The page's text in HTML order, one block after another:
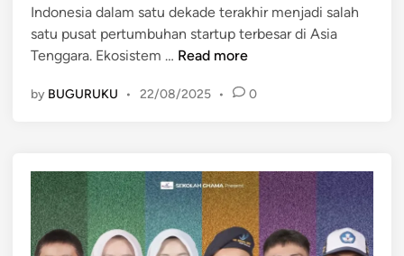
d
i
n
Indonesia dalam satu dekade terakhir menjadi salah
satu pusat pertumbuhan startup terbesar di Asia
Tenggara. Ekosistem … P
r
n
g
a
n
Read more
by BUGURUKU • 22/08/2025 • 0